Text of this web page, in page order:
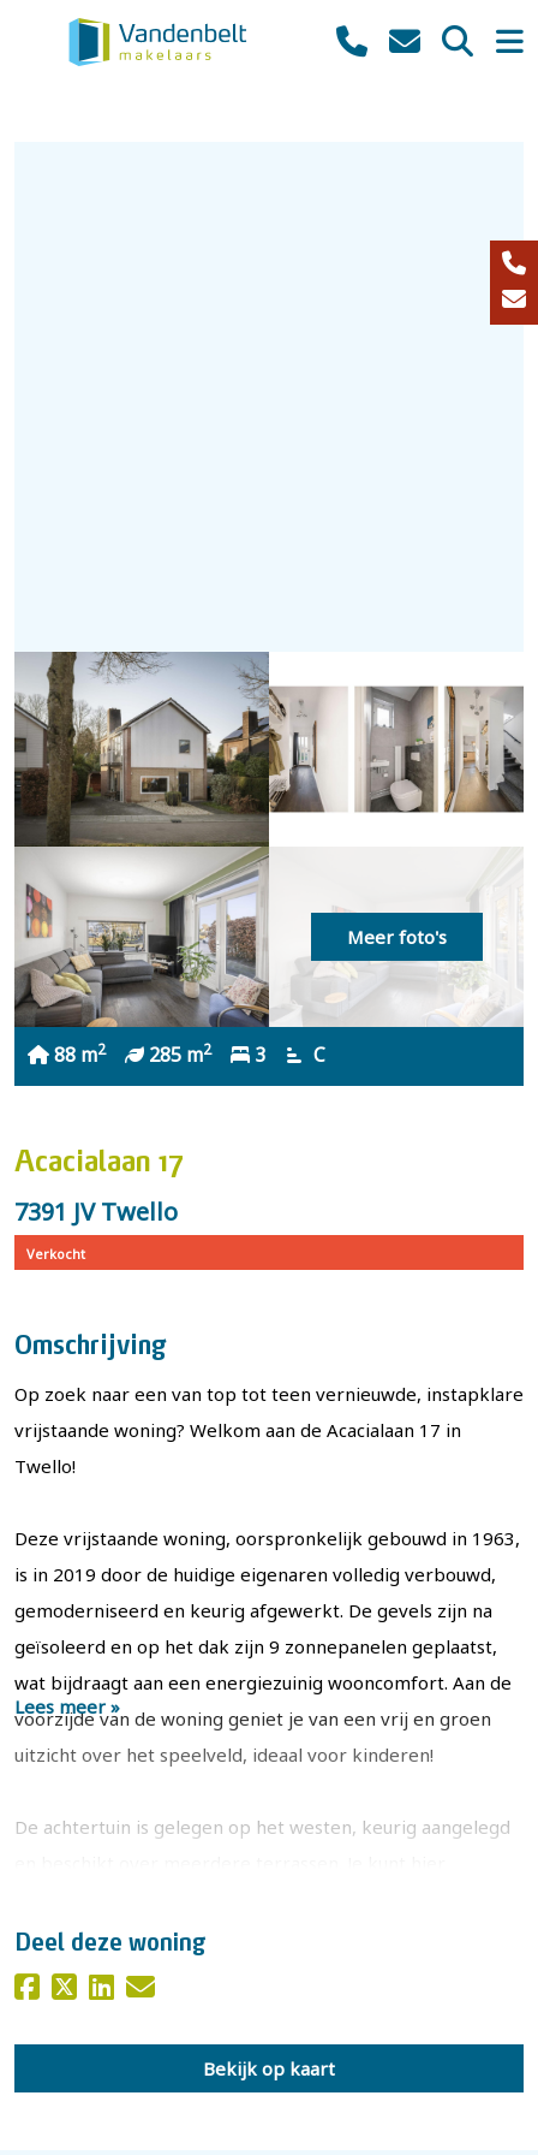
Meer foto's
88 m2 285 m2 3 C
Acacialaan 17
7391 JV Twello
Verkocht
Omschrijving
Op zoek naar een van top tot teen vernieuwde, instapklare
vrijstaande woning? Welkom aan de Acacialaan 17 in
Twello!
Deze vrijstaande woning, oorspronkelijk gebouwd in 1963,
is in 2019 door de huidige eigenaren volledig verbouwd,
gemoderniseerd en keurig afgewerkt. De gevels zijn na
geïsoleerd en op het dak zijn 9 zonnepanelen geplaatst,
wat bijdraagt aan een energiezuinig wooncomfort. Aan de
voorzijde van de woning geniet je van een vrij en groen
uitzicht over het speelveld, ideaal voor kinderen!
De achtertuin is gelegen op het westen, keurig aangelegd
de tuin bevindt zich een houten berging met overkapping
voor extra opslag en een fijne zitplek. Daarnaast is er een
stenen berging aanwezig die bereikbaar is via de zijkant
van de woning. Het perceel heeft een totale oppervlakte
Lees meer »
Deel deze woning
Bekijk op kaart